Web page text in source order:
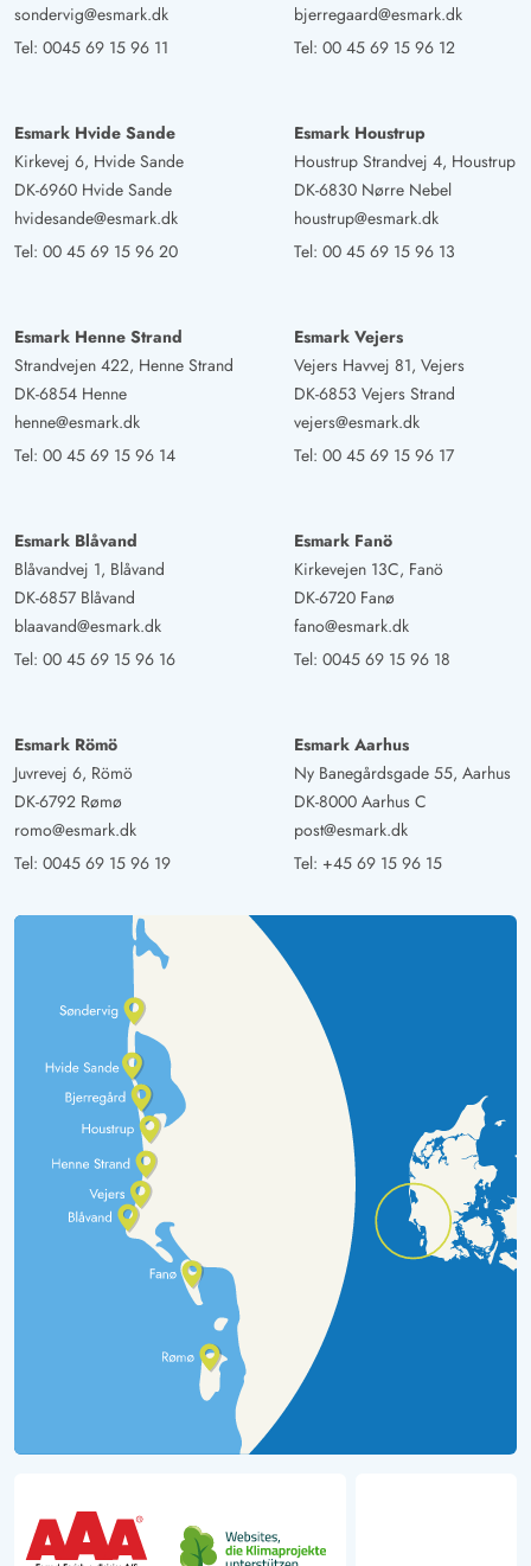
sondervig@esmark.dk
Tel: 0045 69 15 96 11
bjerregaard@esmark.dk
Tel: 00 45 69 15 96 12
Esmark Hvide Sande
Kirkevej 6, Hvide Sande
DK-6960 Hvide Sande
hvidesande@esmark.dk
Tel: 00 45 69 15 96 20
Esmark Houstrup
Houstrup Strandvej 4, Houstrup
DK-6830 Nørre Nebel
houstrup@esmark.dk
Tel: 00 45 69 15 96 13
Esmark Henne Strand
Strandvejen 422, Henne Strand
DK-6854 Henne
henne@esmark.dk
Tel: 00 45 69 15 96 14
Esmark Vejers
Vejers Havvej 81, Vejers
DK-6853 Vejers Strand
vejers@esmark.dk
Tel: 00 45 69 15 96 17
Esmark Blåvand
Blåvandvej 1, Blåvand
DK-6857 Blåvand
blaavand@esmark.dk
Tel: 00 45 69 15 96 16
Esmark Fanö
Kirkevejen 13C, Fanö
DK-6720 Fanø
fano@esmark.dk
Tel: 0045 69 15 96 18
Esmark Römö
Juvrevej 6, Römö
DK-6792 Rømø
romo@esmark.dk
Tel: 0045 69 15 96 19
Esmark Aarhus
Ny Banegårdsgade 55, Aarhus
DK-8000 Aarhus C
post@esmark.dk
Tel: +45 69 15 96 15